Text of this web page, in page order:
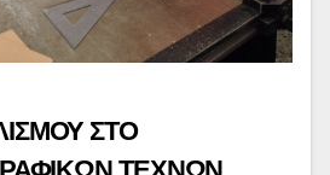
ΣΤΟ